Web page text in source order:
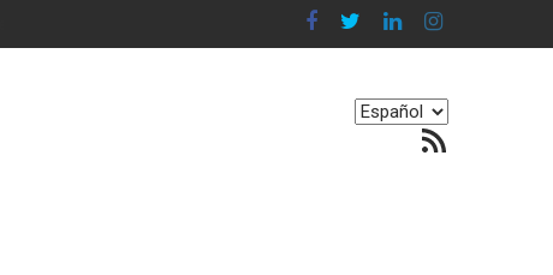
en nuestro equilibrio emocional
Elegir
Feed RSS